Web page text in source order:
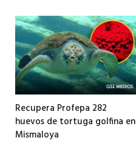
Recupera Profepa 282
huevos de tortuga golfina en
Mismaloya